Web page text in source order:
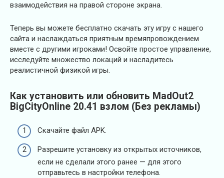
взаимодействия на правой стороне экрана.
Теперь вы можете бесплатно скачать эту игру с нашего
сайта и наслаждаться приятным времяпровождением
вместе с другими игроками! Освойте простое управление,
исследуйте множество локаций и насладитесь
реалистичной физикой игры.
Как установить или обновить MadOut2
BigCityOnline 20.41 взлом (Без рекламы)
Скачайте файл APK.
Разрешите установку из открытых источников,
если не сделали этого ранее — для этого
отправьтесь в настройки телефона.